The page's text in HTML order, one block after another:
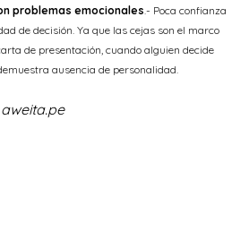
problemas emocionales .- Poca confianza
de decisión. Ya que las cejas son el marco
de presentación, cuando alguien decide
ausencia de personalidad.